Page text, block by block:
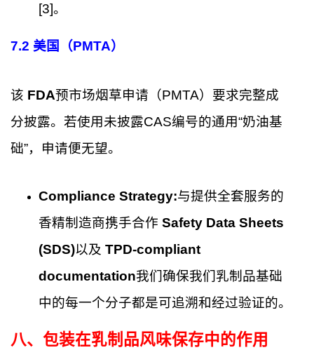
[3]。
7.2 美国（PMTA）
该 FDA预市场烟草申请（PMTA）要求完整成
分披露。若使用未披露CAS编号的通用“奶油基
础”，申请便无望。
Compliance Strategy:与提供全套服务的
香精制造商携手合作 Safety Data Sheets
(SDS)以及 TPD-compliant
documentation我们确保我们乳制品基础
中的每一个分子都是可追溯和经过验证的。
八、包装在乳制品风味保存中的作用